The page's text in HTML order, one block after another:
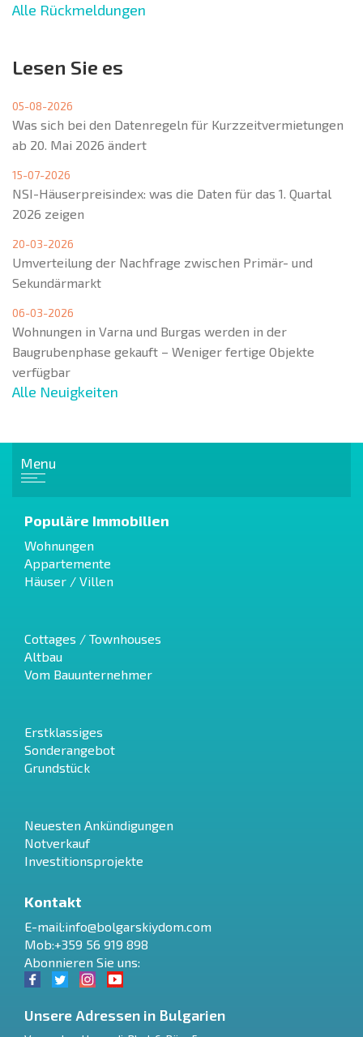
Alle Rückmeldungen
Lesen Sie es
05-08-2026
Was sich bei den Datenregeln für Kurzzeitvermietungen
ab 20. Mai 2026 ändert
15-07-2026
NSI-Häuserpreisindex: was die Daten für das 1. Quartal
2026 zeigen
20-03-2026
Umverteilung der Nachfrage zwischen Primär- und
Sekundärmarkt
06-03-2026
Wohnungen in Varna und Burgas werden in der
Baugrubenphase gekauft – Weniger fertige Objekte
verfügbar
Alle Neuigkeiten
Menu
Populäre Immobilien
Wohnungen
Appartemente
Häuser / Villen
Cottages / Townhouses
Altbau
Vom Bauunternehmer
Erstklassiges
Sonderangebot
Grundstück
Neuesten Ankündigungen
Notverkauf
Investitionsprojekte
Kontakt
E-mail:info@bolgarskiydom.com
Mob:+359 56 919 898
Abonnieren Sie uns:
Unsere Adressen in Bulgarien